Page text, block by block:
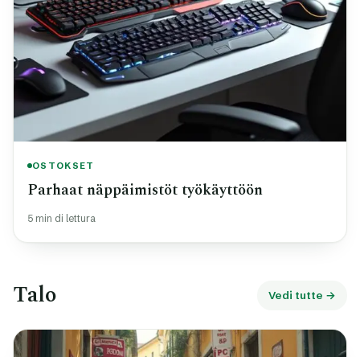
OSTOKSET
Parhaat näppäimistöt työkäyttöön
5 min di lettura
Talo Vedi tutte →